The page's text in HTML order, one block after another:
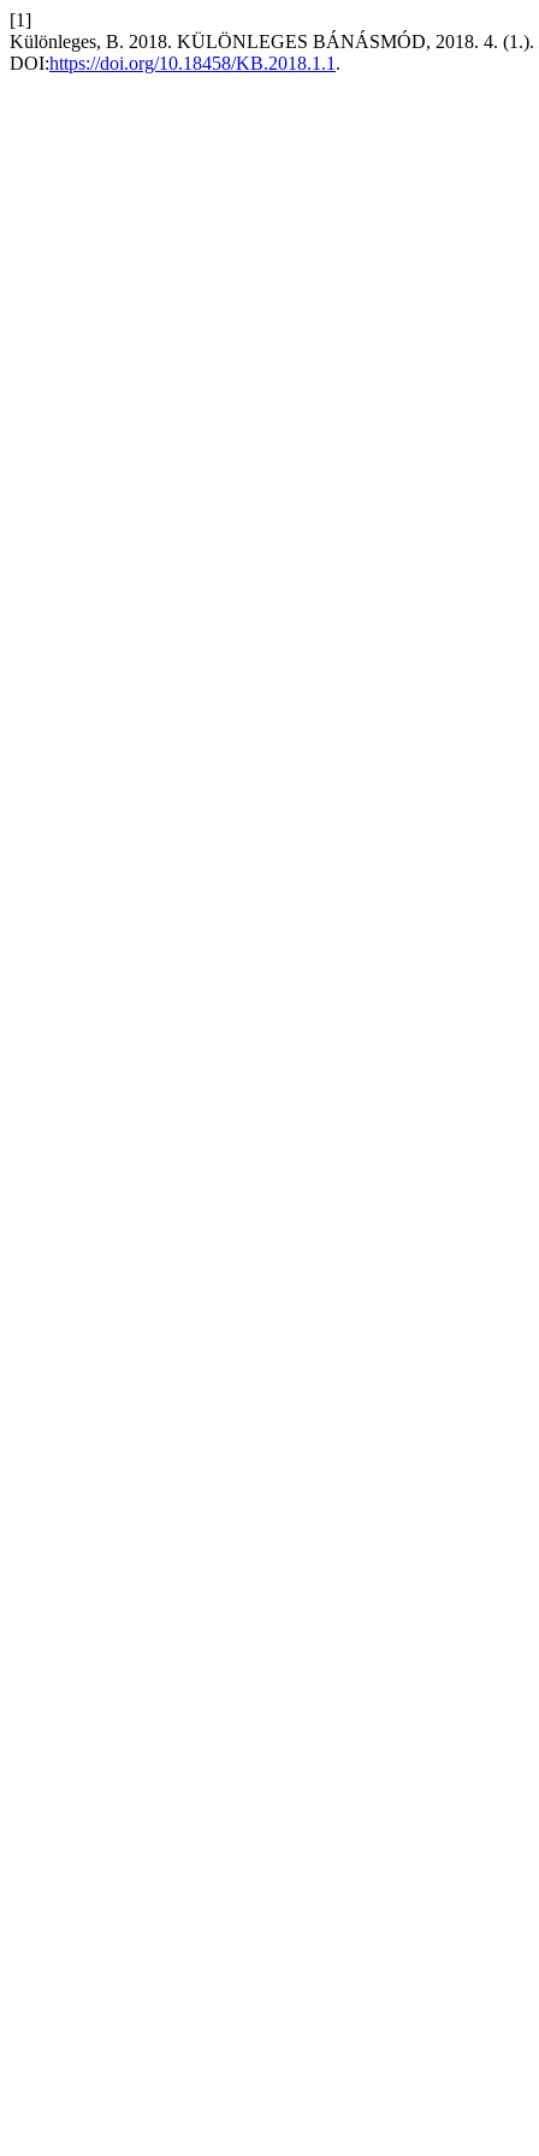
[1]
Különleges, B. 2018. KÜLÖNLEGES BÁNÁSMÓD, 2018. 4. (1.).
DOI:https://doi.org/10.18458/KB.2018.1.1 .